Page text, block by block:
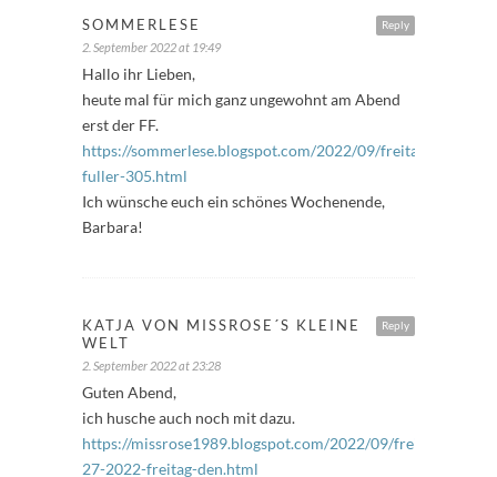
Reply
SOMMERLESE
2. September 2022 at 19:49
Hallo ihr Lieben,
heute mal für mich ganz ungewohnt am Abend
erst der FF.
https://sommerlese.blogspot.com/2022/09/freitags-
fuller-305.html
Ich wünsche euch ein schönes Wochenende,
Barbara!
Reply
KATJA VON MISSROSE´S KLEINE
WELT
2. September 2022 at 23:28
Guten Abend,
ich husche auch noch mit dazu.
https://missrose1989.blogspot.com/2022/09/freitagfuller-
27-2022-freitag-den.html